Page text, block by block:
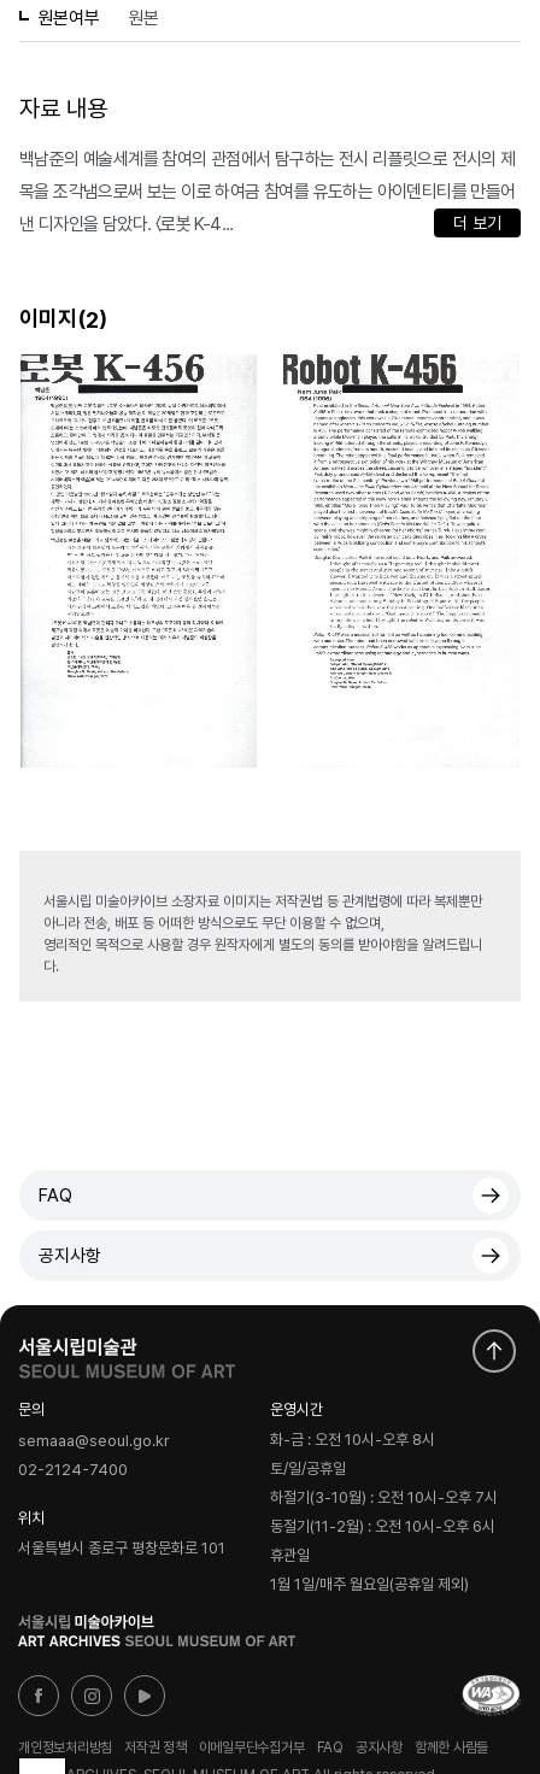
원본여부 원본
자료 내용
백남준의 예술세계를 참여의 관점에서 탐구하는 전시 리플릿으로 전시의 제
목을 조각냄으로써 보는 이로 하여금 참여를 유도하는 아이덴티티를 만들어
낸 디자인을 담았다. 〈로봇 K-4...
더 보기
이미지(2)
서울시립 미술아카이브 소장자료 이미지는 저작권법 등 관계법령에 따라 복제뿐만
아니라 전송, 배포 등 어떠한 방식으로도 무단 이용할 수 없으며,
영리적인 목적으로 사용할 경우 원작자에게 별도의 동의를 받아야함을 알려드립니
다.
FAQ
공지사항
문의
semaaa@seoul.go.kr
02-2124-7400
위치
서울특별시 종로구 평창문화로 101
운영시간
화-금 : 오전 10시-오후 8시
토/일/공휴일
하절기(3-10월) : 오전 10시-오후 7시
동절기(11-2월) : 오전 10시-오후 6시
휴관일
1월 1일/매주 월요일(공휴일 제외)
로
고
개인정보처리방침 저작권 정책 이메일무단수집거부 FAQ 공지사항
함께한 사람들